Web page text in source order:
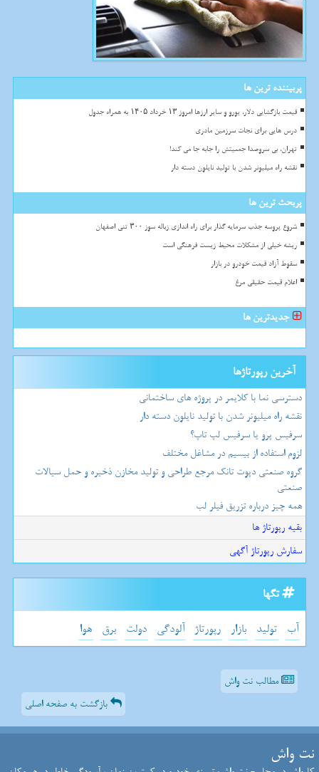
پربیننده ترین ها
قیمت بازگشایی دلار، یورو و سایر ارزها امروز ۱۳ خرداد ۱۴۰۵ به همراه جدول
درس هایی برای نجات سرزمین مادری
تهران، بی سروصدا جمعیتش را جابه جا می کند!
نقشه راه میلیونر شدن با تولید نایلون دسته دار
پربحث ترین ها
شروع پروسه جذب سرمایه گذار برای راه اندازی زباله سوز ۳۰۰ تنی اصفهان
ریشه خیلی از مشکلات محیط زیست فرهنگی است
سقوط آزاد قیمت خودرو در بازار
اعلام قیمت حقیقی مرغ
جدیدترین ها
آخرین رپورتاژها
دسترسی نما با کلایمر در پروژه های ساختمانی
نقشه راه میلیونر شدن با تولید نایلون دسته دار
سرفیس پرو یا سرفیس لپ تاپ؟
لزوم استفاده از بیسیم در مشاغل مختلف
گروه صنعتی دپوت تانک مرجع طراحی و تولید مخازن ذخیره و حمل سیالات
صنعتی
همه چیز درباره تزریق فیلر لب
بقیه رپورتاژ ها
سفارش رپورتاژ آگهی
تگها
آب تولید بازار رپورتاژ آلودگی دولت برق هوا
مطالب نت واش
بازگشت به صفحه اصلی
نت واش